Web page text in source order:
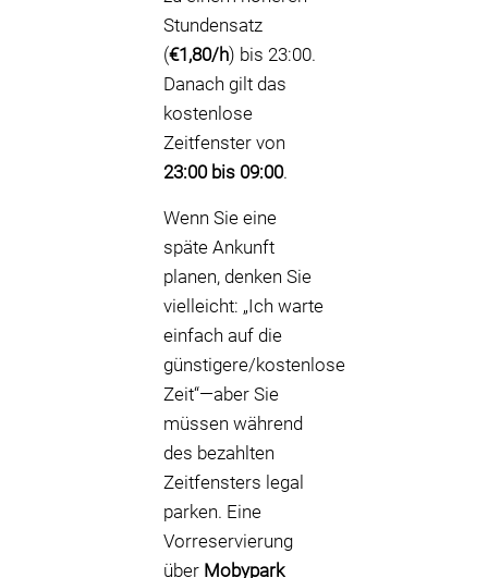
Stundensatz
(€1,80/h) bis 23:00.
Danach gilt das
kostenlose
Zeitfenster von
23:00 bis 09:00.
Wenn Sie eine
späte Ankunft
planen, denken Sie
vielleicht: „Ich warte
einfach auf die
günstigere/kostenlose
Zeit“—aber Sie
müssen während
des bezahlten
Zeitfensters legal
parken. Eine
Vorreservierung
über Mobypark